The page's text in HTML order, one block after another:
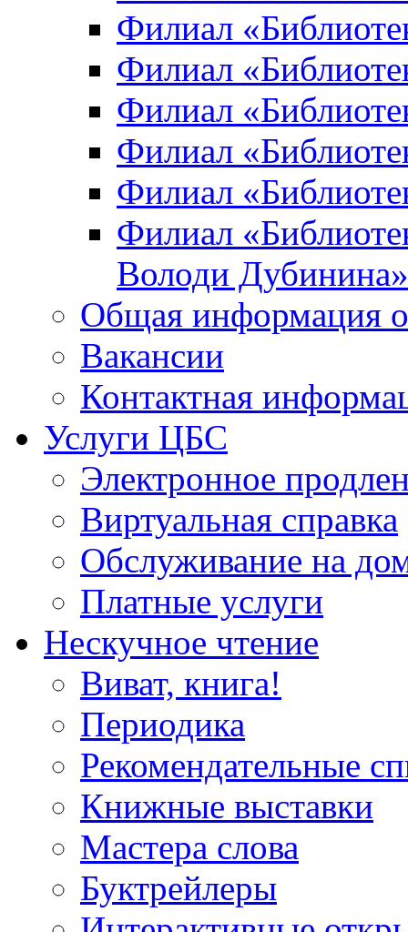
Филиал
Филиал
Филиал
Филиал
Филиал
Филиал
Володи Дубинина»
Общая информация
Вакансии
Контактная
Услуги ЦБС
Электронное
Виртуальная справка
Обслуживание на
Платные услуги
Нескучное чтение
Виват, книга!
Периодика
Рекомендательные
Книжные выставки
Мастера слова
Буктрейлеры